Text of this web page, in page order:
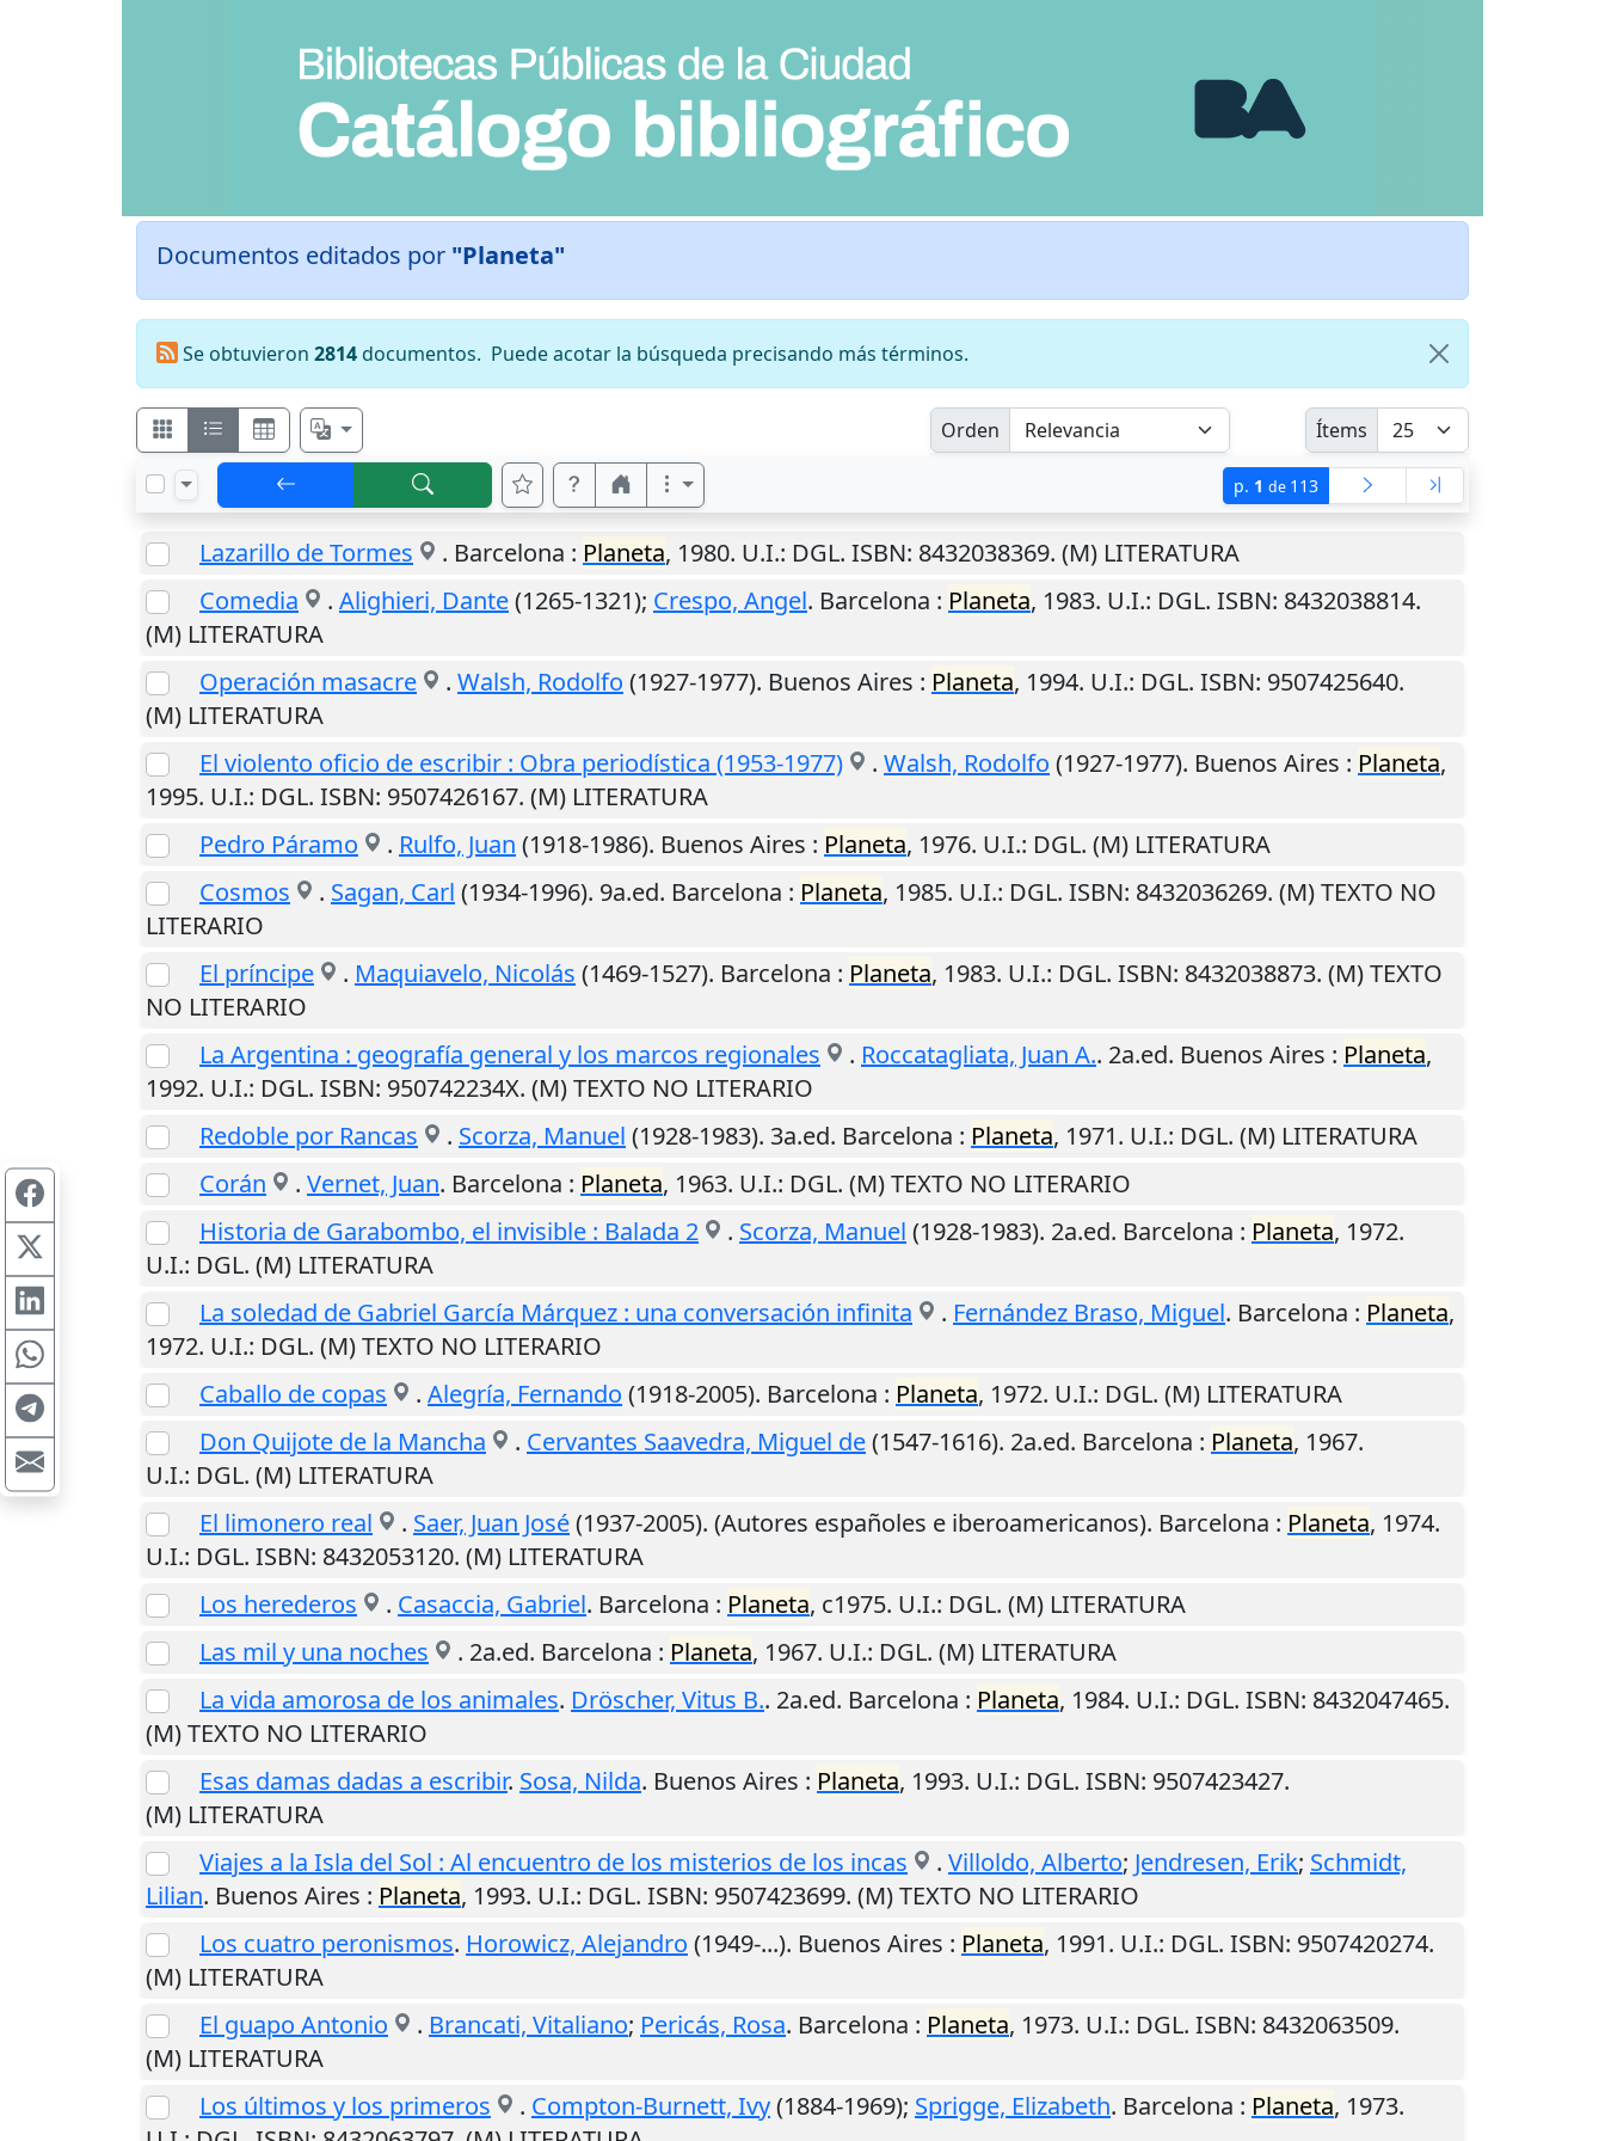
Documentos editados por "Planeta"
Se obtuvieron 2814documentos. Puede acotar la búsqueda precisando más términos.
Orden Ítems
p. 1 de 113
Lazarillo de Tormes . Barcelona : Planeta, 1980. U.I.: DGL. ISBN: 8432038369. (M) LITERATURA
Comedia
. Alighieri, Dante(1265-1321); Crespo, Angel. Barcelona : Planeta, 1983. U.I.: DGL. ISBN: 8432038814.
(M) LITERATURA
Operación masacre
. Walsh, Rodolfo (1927-1977). Buenos Aires : Planeta, 1994. U.I.: DGL. ISBN: 9507425640.
(M) LITERATURA
El violento oficio de escribir : Obra periodística (1953-1977)
. Walsh, Rodolfo (1927-1977). Buenos Aires : Planeta,
1995. U.I.: DGL. ISBN: 9507426167. (M) LITERATURA
Pedro Páramo
. Rulfo, Juan (1918-1986). Buenos Aires : Planeta, 1976. U.I.: DGL. (M) LITERATURA
Cosmos
. Sagan, Carl (1934-1996). 9a.ed. Barcelona : Planeta, 1985. U.I.: DGL. ISBN: 8432036269. (M) TEXTO NO
LITERARIO
El príncipe
. Maquiavelo, Nicolás (1469-1527). Barcelona : Planeta, 1983. U.I.: DGL. ISBN: 8432038873. (M) TEXTO
NO LITERARIO
La Argentina : geografía general y los marcos regionales
. Roccatagliata, Juan A.. 2a.ed. Buenos Aires : Planeta,
1992. U.I.: DGL. ISBN: 950742234X. (M) TEXTO NO LITERARIO
Redoble por Rancas
. Scorza, Manuel (1928-1983). 3a.ed. Barcelona : Planeta, 1971. U.I.: DGL. (M) LITERATURA
Corán
. Vernet, Juan. Barcelona : Planeta, 1963. U.I.: DGL. (M) TEXTO NO LITERARIO
Historia de Garabombo, el invisible : Balada 2
. Scorza, Manuel (1928-1983). 2a.ed. Barcelona : Planeta, 1972.
U.I.: DGL. (M) LITERATURA
La soledad de Gabriel García Márquez : una conversación infinita
. Fernández Braso, Miguel. Barcelona : Planeta,
1972. U.I.: DGL. (M) TEXTO NO LITERARIO
Caballo de copas
. Alegría, Fernando (1918-2005). Barcelona : Planeta, 1972. U.I.: DGL. (M) LITERATURA
Don Quijote de la Mancha
. Cervantes Saavedra, Miguel de(1547-1616). 2a.ed. Barcelona : Planeta, 1967.
U.I.: DGL. (M) LITERATURA
El limonero real
. Saer, Juan José(1937-2005). (Autores españoles e iberoamericanos). Barcelona : Planeta, 1974.
U.I.: DGL. ISBN: 8432053120. (M) LITERATURA
Los herederos
. Casaccia, Gabriel. Barcelona : Planeta, c1975. U.I.: DGL. (M) LITERATURA
Las mil y una noches
. 2a.ed. Barcelona : Planeta, 1967. U.I.: DGL. (M) LITERATURA
La vida amorosa de los animales. Dröscher, Vitus B.. 2a.ed. Barcelona : Planeta, 1984. U.I.: DGL. ISBN: 8432047465.
(M) TEXTO NO LITERARIO
Esas damas dadas a escribir. Sosa, Nilda. Buenos Aires : Planeta, 1993. U.I.: DGL. ISBN: 9507423427.
(M) LITERATURA
Viajes a la Isla del Sol : Al encuentro de los misterios de los incas
. Villoldo, Alberto; Jendresen, Erik; Schmidt,
Lilian. Buenos Aires : Planeta, 1993. U.I.: DGL. ISBN: 9507423699. (M) TEXTO NO LITERARIO
Los cuatro peronismos. Horowicz, Alejandro (1949-...). Buenos Aires : Planeta, 1991. U.I.: DGL. ISBN: 9507420274.
(M) LITERATURA
El guapo Antonio
. Brancati, Vitaliano; Pericás, Rosa. Barcelona : Planeta, 1973. U.I.: DGL. ISBN: 8432063509.
(M) LITERATURA
Los últimos y los primeros
. Compton-Burnett, Ivy(1884-1969); Sprigge, Elizabeth. Barcelona : Planeta, 1973.